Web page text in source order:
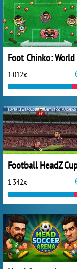
1 012x
Football HeadZ
1 342x